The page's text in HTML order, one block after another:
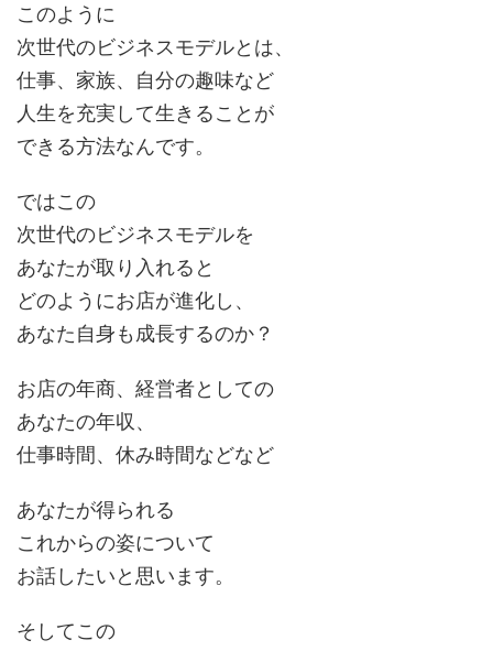
このように
次世代のビジネスモデルとは、
仕事、家族、自分の趣味など
人生を充実して生きることが
できる方法なんです。
ではこの
次世代のビジネスモデルを
あなたが取り入れると
どのようにお店が進化し、
あなた自身も成長するのか？
お店の年商、経営者としての
あなたの年収、
仕事時間、休み時間などなど
あなたが得られる
これからの姿について
お話したいと思います。
そしてこの